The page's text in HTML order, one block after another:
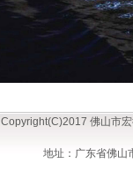
Copyright(C)2017 佛山市
地址：广东省佛山